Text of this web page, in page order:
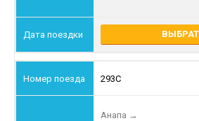
293С
Анапа →